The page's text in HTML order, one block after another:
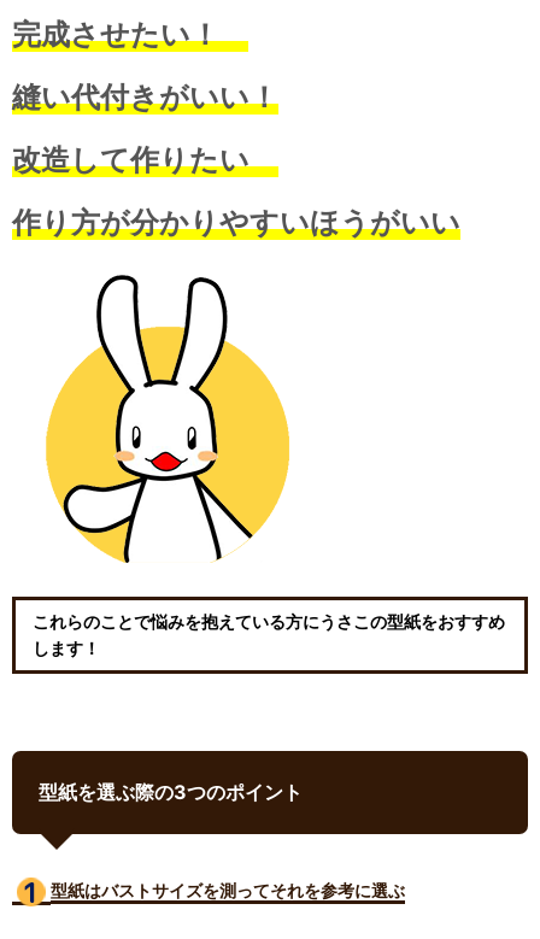
完成させたい！
縫い代付きがいい！
改造して作りたい
作り方が分かりやすいほうがいい
これらのことで悩みを抱えている方にうさこの型紙をおすすめ
します！
型紙を選ぶ際の3つのポイント
型紙はバストサイズを測ってそれを参考に選ぶ